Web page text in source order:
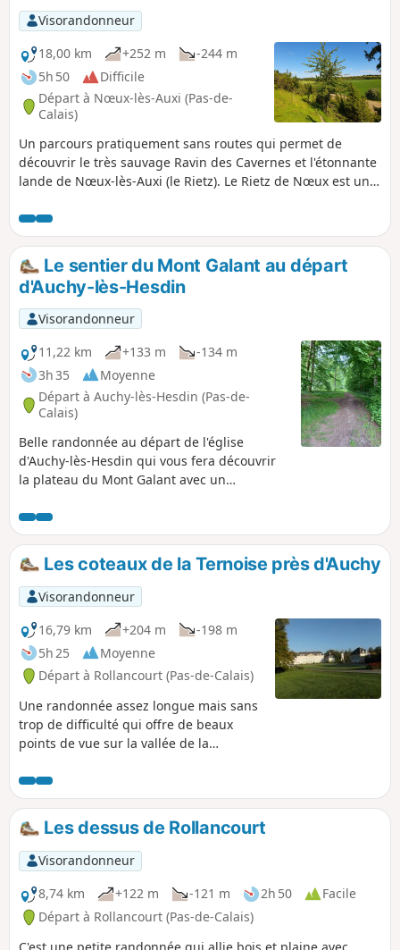
Visorandonneur
18,00 km
+252 m
-244 m
5h 50
Difficile
Départ à Nœux-lès-Auxi (Pas-de-
Calais)
Un parcours pratiquement sans routes qui permet de
découvrir le très sauvage Ravin des Cavernes et l'étonnante
lande de Nœux-lès-Auxi (le Rietz). Le Rietz de Nœux est une
printemps de très belles orchidées. Bien sûr, ne pas
cueillir ! Ce circuit reprend une très grande partie du
"Sentier de l'Étoile" dont on trouve quelques tracés, mais
pas de descriptif. En outre son balisage est minimaliste
(peut-être même disparu en mai 2025). Les barrières sont
près du grillage à droite Avant de vous attaquer à ce
parcours, je vous conseille de visionner les 2 vidéos dont on
trouve les liens dans le commentaire de Denis.
Le sentier du Mont Galant au départ
d'Auchy-lès-Hesdin
Visorandonneur
11,22 km
+133 m
-134 m
3h 35
Moyenne
Départ à Auchy-lès-Hesdin (Pas-de-
Calais)
Belle randonnée au départ de l'église
d'Auchy-lès-Hesdin qui vous fera découvrir
la plateau du Mont Galant avec un
bordure de la Forêt Domaniale d'Hesdin avec
une vue sur la Ferme du bois de Saint-Jean
une ancienne Commanderie de l'Ordre des
Hospitaliers. La seule difficulté est une côte
pour sortir du village d'Auchy.
Les coteaux de la Ternoise près d'Auchy
Visorandonneur
16,79 km
+204 m
-198 m
5h 25
Moyenne
Départ à Rollancourt (Pas-de-Calais)
Une randonnée assez longue mais sans
trop de difficulté qui offre de beaux
points de vue sur la vallée de la
Montigny (3) a été bien nettoyé, ce qui
n'était pas arrivé depuis belle lurette ! Il
est pour l'instant parfaitement
praticable.
Les dessus de Rollancourt
Visorandonneur
8,74 km
+122 m -121 m 2h 50
Facile
Départ à Rollancourt (Pas-de-Calais)